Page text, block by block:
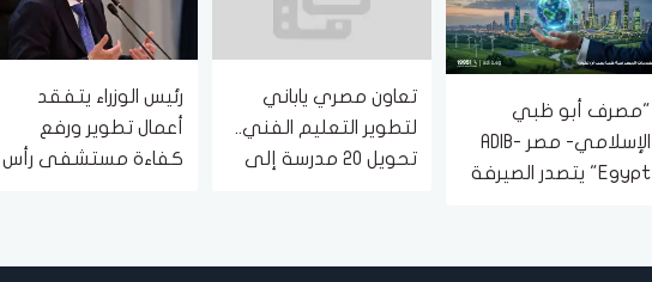
"مصرف أبو ظبي
الإسلامي- مصر ADIB-
Egypt" يتصدر الصيرفة
تعاون مصري ياباني
لتطوير التعليم الفني..
تحويل 20 مدرسة إلى
رئيس الوزراء يتفقد
أعمال تطوير ورفع
كفاءة مستشفى رأس